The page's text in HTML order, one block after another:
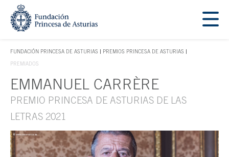
Saltar navegación. Ir directamente al contenido principal
FUNDACIÓN PRINCESA DE ASTURIAS
TECLA DE ACCESO 1
PREMIOS PRINCESA DE ASTURIAS
PREMIADOS
Contenido principal
EMMANUEL CARRÈRE
PREMIO PRINCESA DE ASTURIAS DE LAS
LETRAS 2021